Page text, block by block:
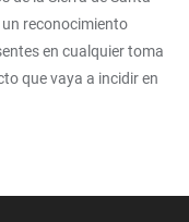
reconocimiento
en cualquier toma
que vaya a incidir en